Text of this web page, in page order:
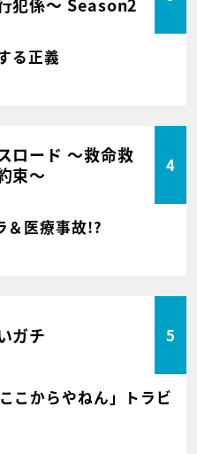
る正義
ロード ～救命救
束～
4
医療事故!?
ガチ 5
こからやねん」トラビ